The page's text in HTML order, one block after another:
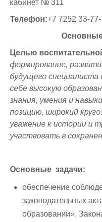
Научные мероприятия
Отдел организации
Отдел офис регистратора
Отдел дистанционных
Центр тестирования
Центр неформального и
Психологическая помощь
Студенческие научные
Неформальное обучение
Массовые открытые
Бизнес инкубатор
Ящик для предложений и
кабинет № 311
Телефон:+7 7252 33-
Целью
формирование,
будущего
себе высокую
знания, умения и
позицию, широкий
уважение к истории и
участвовать в
Основные задачи:
обеспечение
законодательных
образовании»,